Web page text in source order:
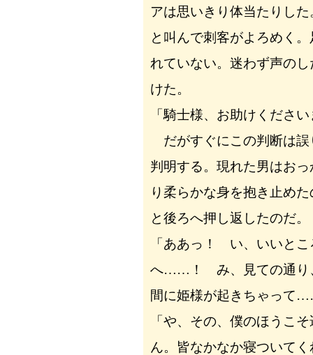
アは思いきり体当たりし
と叫んで刺客がよろめく
れていない。迷わず声の
けた。
「騎士様、お助けくださ
だがすぐにこの判断は誤
判明する。現れた男はお
り柔らかな身を抱き止め
と後ろへ押し返したのだ。
「ああっ！ い、いいとこ
へ……！ み、見ての通り
間に姫様が起きちゃって
「や、その、僕のほうこ
ん。皆なかなか寝ついて